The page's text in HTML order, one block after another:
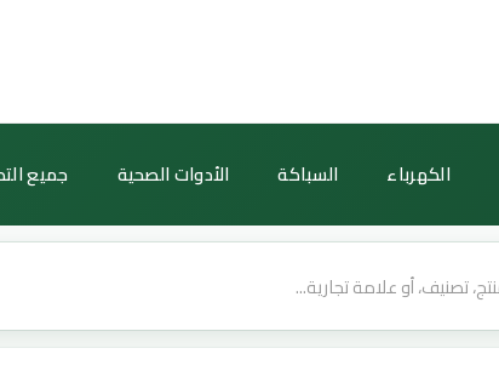
الكهرباء السباكة الأدوات الصحية جميع
فيكس»
والتثبيت
1